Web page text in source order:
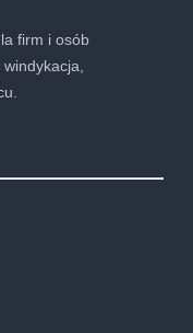
firm i osób